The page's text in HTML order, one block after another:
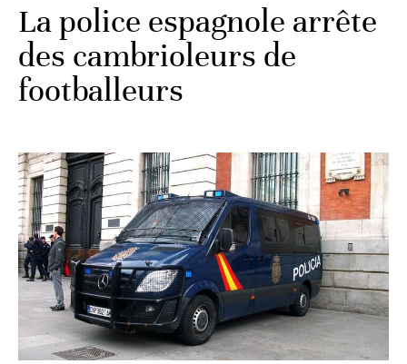
La police espagnole arrête
des cambrioleurs de
footballeurs